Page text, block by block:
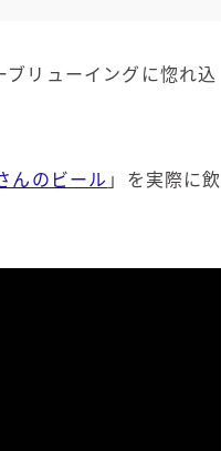
ブリューイングに惚れ込
んのビール 」を実際に飲